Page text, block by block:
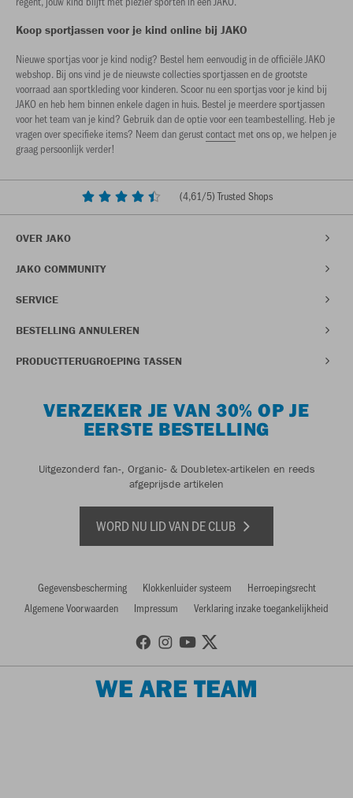
Koop sportjassen voor je kind online bij JAKO
Nieuwe sportjas voor je kind nodig? Bestel hem eenvoudig in de officiële JAKO
webshop. Bij ons vind je de nieuwste collecties sportjassen en de grootste
voorraad aan sportkleding voor kinderen. Scoor nu een sportjas voor je kind bij
JAKO en heb hem binnen enkele dagen in huis. Bestel je meerdere sportjassen
voor het team van je kind? Gebruik dan de optie voor een teambestelling. Heb je
vragen over specifieke items? Neem dan gerustcontact met ons op, we helpen je
graag persoonlijk verder!
(4,61/5) Trusted Shops
OVER JAKO
JAKO COMMUNITY
SERVICE
BESTELLING ANNULEREN
PRODUCTTERUGROEPING TASSEN
VERZEKER JE VAN 30% OP JE
EERSTE BESTELLING
Uitgezonderd fan-, Organic- & Doubletex-artikelen en reeds
afgeprijsde artikelen
WORD NU LID VAN DE CLUB
Gegevensbescherming Klokkenluider systeem
Herroepingsrecht
Algemene Voorwaarden
Impressum Verklaring inzake toegankelijkheid
WE ARE TEAM